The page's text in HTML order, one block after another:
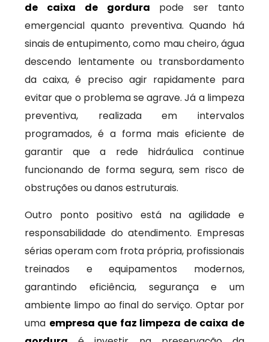
de caixa de gordura pode ser tanto
emergencial quanto preventiva. Quando há
sinais de entupimento, como mau cheiro, água
descendo lentamente ou transbordamento
da caixa, é preciso agir rapidamente para
evitar que o problema se agrave. Já a limpeza
preventiva, realizada em intervalos
programados, é a forma mais eficiente de
garantir que a rede hidráulica continue
funcionando de forma segura, sem risco de
obstruções ou danos estruturais.
Outro ponto positivo está na agilidade e
responsabilidade do atendimento. Empresas
sérias operam com frota própria, profissionais
treinados e equipamentos modernos,
garantindo eficiência, segurança e um
ambiente limpo ao final do serviço. Optar por
uma empresa que faz limpeza de caixa de